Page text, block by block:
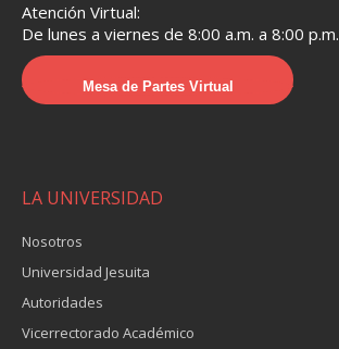
Atención Virtual:
De lunes a viernes de 8:00 a.m. a 8:00 p.m.
Mesa de Partes Virtual
LA UNIVERSIDAD
Nosotros
Universidad Jesuita
Autoridades
Vicerrectorado Académico